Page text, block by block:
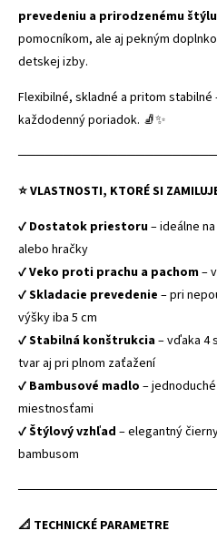
prevedeniu a prirodzenému štýlu
pomocníkom, ale aj pekným
detskej izby.
Flexibilné, skladné a pritom
každodenný poriadok. 🧦✨
⭐ VLASTNOSTI, KTORÉ SI
✔ Dostatok priestoru– ideálne
alebo hračky
✔Veko proti prachu a pachom–
✔Skladacie prevedenie – pri
výšky iba 5 cm
✔Stabilná konštrukcia– vďaka 4
tvar aj pri plnom zaťažení
✔ Bambusové madlo –
miestnosťami
✔Štýlový vzhľad – elegantný
bambusom
📐 TECHNICKÉ PARAMETRE